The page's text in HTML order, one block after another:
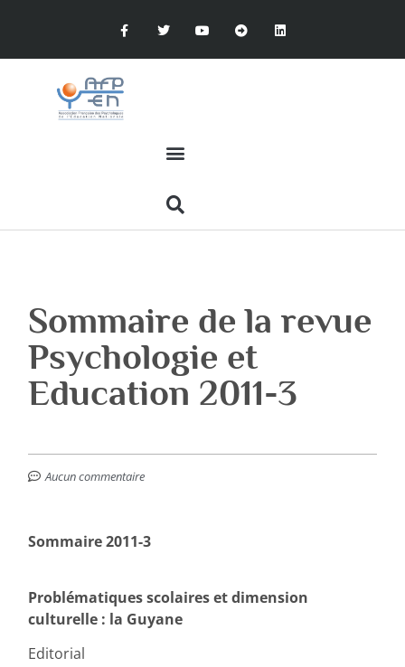
Sommaire de la revue
Psychologie et
Education 2011-3
Aucun commentaire
Sommaire 2011-3
Problématiques scolaires et dimension
culturelle : la Guyane
Editorial